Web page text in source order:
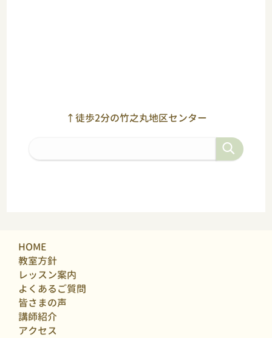
↑徒歩2分の竹之丸地区センター
HOME
教室方針
レッスン案内
よくあるご質問
皆さまの声
講師紹介
アクセス